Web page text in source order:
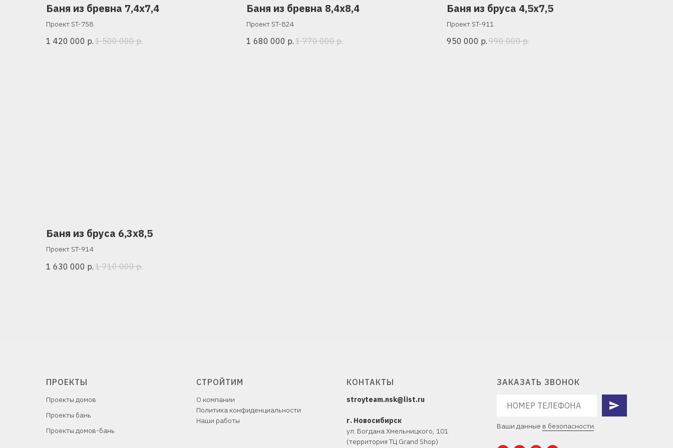
Баня из бревна 7,4х7,4
Проект ST-758
1 420 000 р. 1 500 000 р.
Баня из бревна 8,4х8,4
Проект ST-824
1 680 000 р. 1 770 000 р.
Баня из бруса 4,5х7,5
Проект ST-911
950 000 р. 990 000 р.
Баня из бруса 6,3х8,5
Проект ST-914
1 630 000 р. 1 710 000 р.
ПРОЕКТЫ
Проекты домов
Проекты бань
Проекты домов-бань
СТРОЙТИМ
О компании
Политика конфиденциальности
Наши работы
КОНТАКТЫ
stroyteam.nsk@list.ru
г. Новосибирск
ул. Богдана Хмельницкого, 101
(территория ТЦ Grand Shop)
ЗАКАЗАТЬ ЗВОНОК
Ваши данные в безопасности.